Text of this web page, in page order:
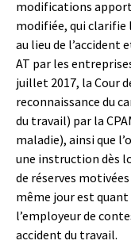
modifications
modifiée, qui
au lieu de l’accident
AT par les
juillet 2017, la Cour
reconnaissance du
du travail) par la
maladie), ainsi que
une instruction dès
de réserves
même jour est
l’employeur de
accident du travail.